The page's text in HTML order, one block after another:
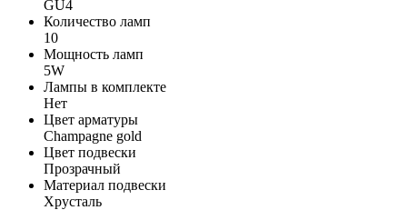
GU4
Количество ламп
10
Мощность ламп
5W
Лампы в комплекте
Нет
Цвет арматуры
Champagne gold
Цвет подвески
Прозрачный
Материал подвески
Хрусталь